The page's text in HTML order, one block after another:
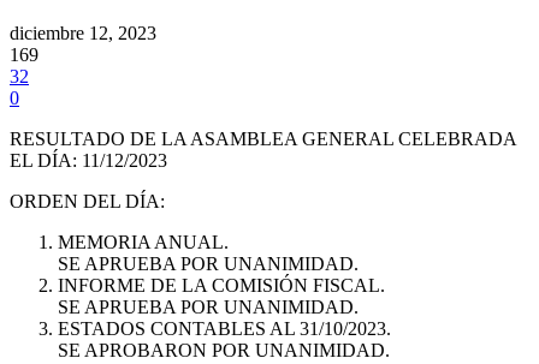
diciembre 12, 2023
169
32
0
RESULTADO DE LA ASAMBLEA GENERAL CELEBRADA
EL DÍA: 11/12/2023
ORDEN DEL DÍA:
MEMORIA ANUAL.
SE APRUEBA POR UNANIMIDAD.
INFORME DE LA COMISIÓN FISCAL.
SE APRUEBA POR UNANIMIDAD.
ESTADOS CONTABLES AL 31/10/2023.
SE APROBARON POR UNANIMIDAD.